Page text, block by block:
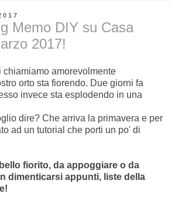
Memo DIY su Casa
2017!
chiamiamo amorevolmente
orto sta fiorendo. Due giorni fa
invece sta esplodendo in una
dire? Che arriva la primavera e per
ad un tutorial che porti un po' di
fiorito, da appoggiare o da
dimenticarsi appunti, liste della